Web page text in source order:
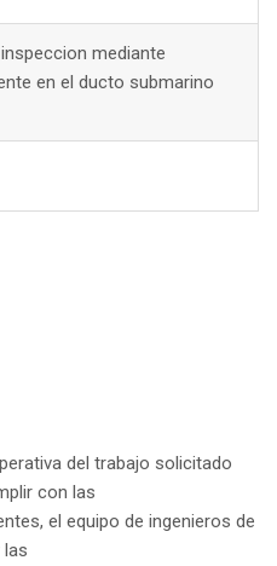
mediante
en el ducto submarino
del trabajo solicitado
con las
el equipo de ingenieros de
las